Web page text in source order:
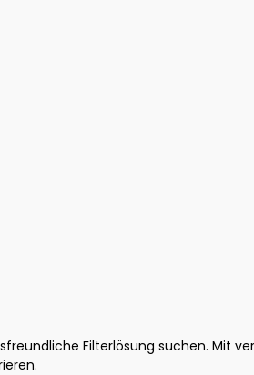
Filterlösung suchen. Mit